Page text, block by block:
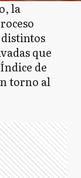
la
que
de
torno al